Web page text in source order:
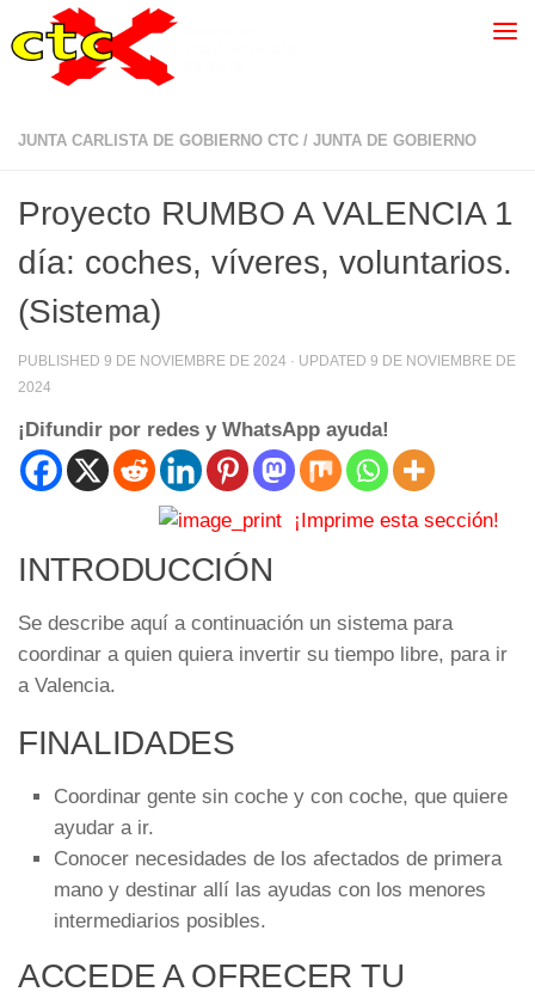
JUNTA CARLISTA DE GOBIERNO CTC / JUNTA DE GOBIERNO
Proyecto RUMBO A VALENCIA 1
día: coches, víveres, voluntarios.
(Sistema)
PUBLISHED 9 DE NOVIEMBRE DE 2024 · UPDATED 9 DE NOVIEMBRE DE
2024
¡Difundir por redes y WhatsApp ayuda!
¡Imprime esta sección!
INTRODUCCIÓN
Se describe aquí a continuación un sistema para
coordinar a quien quiera invertir su tiempo libre, para ir
a Valencia.
FINALIDADES
Coordinar gente sin coche y con coche, que quiere
ayudar a ir.
Conocer necesidades de los afectados de primera
mano y destinar allí las ayudas con los menores
intermediarios posibles.
ACCEDE A OFRECER TU